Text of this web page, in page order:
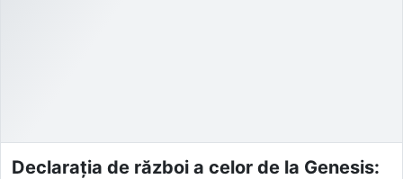
Declarația de război a celor de la Genesis: